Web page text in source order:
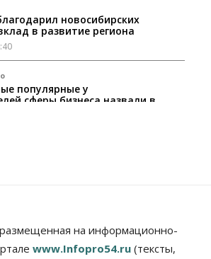
новосибирских
в развитие региона
популярные у
сферы бизнеса назвали в
на улице Кирова
на информационно-
www.Infopro54.ru (тексты,